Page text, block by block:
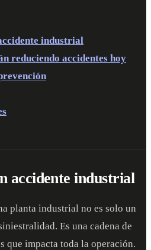
industrial
reduciendo accidentes hoy
accidente industrial
planta industrial no es solo un
Es una cadena de
que impacta toda la operación.